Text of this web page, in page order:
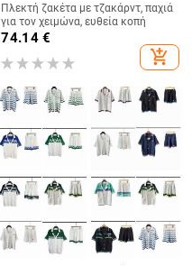
Πλεκτή ζακέτα με τζακάρντ, παχιά
για τον χειμώνα, ευθεία κοπή
74.14€
add_shopping_cart